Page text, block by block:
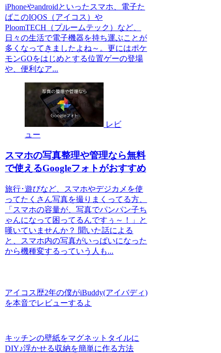
iPhoneやandroidといったスマホ、電子た
ばこのIQOS（アイコス）や
PloomTECH（プルームテック）など、
日々の生活で電子機器を持ち運ぶことが
多くなってきましたよね～。更にはポケ
モンGOをはじめとする位置ゲーの登場
や、便利なア...
レビ
ュー
スマホの写真整理や管理なら無料
で使えるGoogleフォトがおすすめ
旅行･遊びなど、スマホやデジカメを使
ってたくさん写真を撮りまくってる方、
「スマホの容量が、写真でパンパン子ち
ゃんになって困ってるんですぅ～！」と
嘆いていませんか？ 聞いた話による
と、スマホ内の写真がいっぱいになった
から機種変するっていう人も...
アイコス歴2年の僕がiBuddy(アイバディ)
を本音でレビューするよ
キッチンの壁紙をマグネットタイルに
DIY♪浮かせる収納を簡単に作る方法